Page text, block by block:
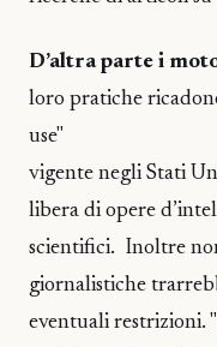
D’altra parte i
loro pratiche
use"
vigente negli Stati
libera di opere
scientifici. Inoltre
giornalistiche
eventuali restrizioni.